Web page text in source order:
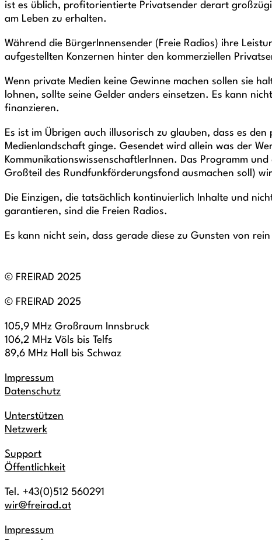
ist es üblich, profitorientierte Privatsender derart
am Leben zu erhalten.
Während die BürgerInnensender (Freie Radios) ihre
aufgestellten Konzernen hinter den kommerziellen
Wenn private Medien keine Gewinne machen sollen sie
lohnen, sollte seine Gelder anders einsetzen. Es kann
finanzieren.
Es ist im Übrigen auch illusorisch zu glauben, dass es
Medienlandschaft ginge. Gesendet wird allein was der
KommunikationswissenschaftlerInnen. Das Programm
Großteil des Rundfunkförderungsfond ausmachen soll)
Die Einzigen, die tatsächlich kontinuierlich Inhalte und
garantieren, sind die Freien Radios.
Es kann nicht sein, dass gerade diese zu Gunsten von
© FREIRAD 2025
© FREIRAD 2025
105,9 MHz Großraum Innsbruck
106,2 MHz Völs bis Telfs
89,6 MHz Hall bis Schwaz
Impressum
Datenschutz
Unterstützen
Netzwerk
Support
Öffentlichkeit
Tel. +43(0)512 560291
wir@freirad.at
Impressum